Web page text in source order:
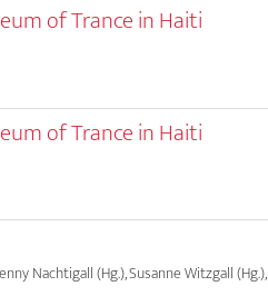
of Trance in Haiti
of Trance in Haiti
Nachtigall (Hg.), Susanne Witzgall (Hg.),